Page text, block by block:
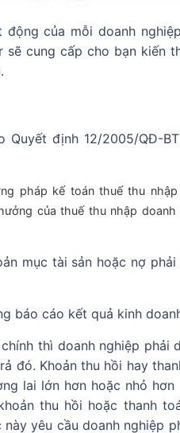
của mỗi doanh
sẽ cung cấp cho bạn kiến
Quyết định 12/2005/QĐ-
pháp kế toán thuế thu nhập
của thuế thu nhập doanh
mục tài sản hoặc nợ phải
báo cáo kết quả kinh
thì doanh nghiệp phải
đó. Khoản thu hồi hay
lai lớn hơn hoặc nhỏ hơn
thu hồi hoặc thanh
yêu cầu doanh nghiệp